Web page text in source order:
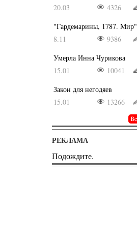
20.03
4326
"Гардемарины, 1787. Мир"
8.11
9386
Умерла Инна Чурикова
15.01
10041
Закон для негодяев
15.01
13266
РЕКЛАМА
Подождите.